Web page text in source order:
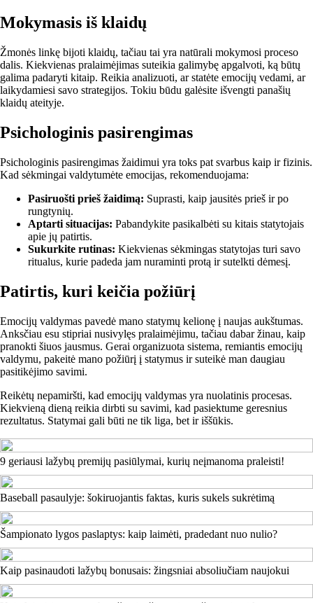
Mokymasis iš klaidų
Žmonės linkę bijoti klaidų, tačiau tai yra natūrali mokymosi proceso
dalis. Kiekvienas pralaimėjimas suteikia galimybę apgalvoti, ką būtų
galima padaryti kitaip. Reikia analizuoti, ar statėte emocijų vedami, ar
laikydamiesi savo strategijos. Tokiu būdu galėsite išvengti panašių
klaidų ateityje.
Psichologinis pasirengimas
Psichologinis pasirengimas žaidimui yra toks pat svarbus kaip ir fizinis.
Kad sėkmingai valdytumėte emocijas, rekomenduojama:
Pasiruošti prieš žaidimą: Suprasti, kaip jausitės prieš ir po
rungtynių.
Aptarti situacijas: Pabandykite pasikalbėti su kitais statytojais
apie jų patirtis.
Sukurkite rutinas: Kiekvienas sėkmingas statytojas turi savo
ritualus, kurie padeda jam nuraminti protą ir sutelkti dėmesį.
Patirtis, kuri keičia požiūrį
Emocijų valdymas pavedė mano statymų kelionę į naujas aukštumas.
Anksčiau esu stipriai nusivylęs pralaimėjimu, tačiau dabar žinau, kaip
pranokti šiuos jausmus. Gerai organizuota sistema, remiantis emocijų
valdymu, pakeitė mano požiūrį į statymus ir suteikė man daugiau
pasitikėjimo savimi.
Reikėtų nepamiršti, kad emocijų valdymas yra nuolatinis procesas.
Kiekvieną dieną reikia dirbti su savimi, kad pasiektume geresnius
rezultatus. Statymai gali būti ne tik liga, bet ir iššūkis.
9 geriausi lažybų premijų pasiūlymai, kurių neįmanoma praleisti!
Baseball pasaulyje: šokiruojantis faktas, kuris sukels sukrėtimą
Šampionato lygos paslaptys: kaip laimėti, pradedant nuo nulio?
Kaip pasinaudoti lažybų bonusais: žingsniai absoliučiam naujokui